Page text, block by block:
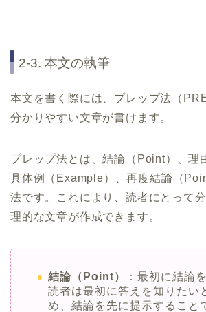
2-3. 本文の執筆
本文を書く際には、プレップ法（
分かりやすい文章が書けます。
プレップ法とは、結論（Point）、理
具体例（Example）、再度結論（
法です。これにより、読者にとって
理的な文章が作成できます。
結論（Point）
：最初に結論
読者は最初に答えを知りたい
め、結論を先に提示すること